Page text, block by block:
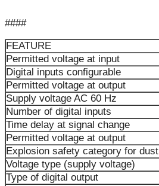
####
FEATURE
Permitted voltage at input
Digital inputs configurable
Permitted voltage at output
Supply voltage AC 60 Hz
Number of digital inputs
Time delay at signal change
Permitted voltage at output
Explosion safety category for dust
Voltage type (supply voltage)
Type of digital output